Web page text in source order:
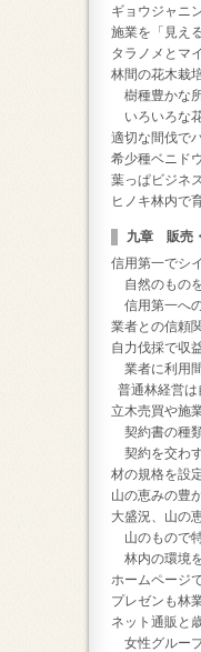
ギョウジャニ
施業を「見え
タラノメとマ
林間の花木栽
樹種豊かな
いろいろな
適切な間伐で
希少種ベニド
葉っぱビジネ
ヒノキ林内で
九章 販売
信用第一でシ
自然のもの
信用第一へ
業者との信頼
自力伐採で収
業者に利用
普通林経営
立木売買や施
契約書の種
契約を交わ
材の規格を設
山の恵みの豊
大盛況、山の
山のもので
林内の環境
ホームページ
プレゼンも林
ネット通販と
女性グルー